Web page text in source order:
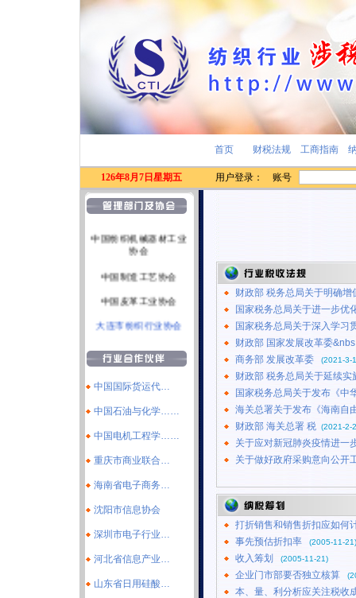
首页 财税法规 工商指南
126年8月7日星期五 用户登录： 账号
中国纺织工业协会
协会
中国国际货运代…
中国石油与化学……
中国电机工程学……
重庆市商业联合…
海南省电子商务…
沈阳市信息协会
深圳市电子行业…
河北省信息产业…
山东省日用硅酸…
财政部 税务总局关于明确增
国家税务总局关于进一步优
国家税务总局关于深入学习
财政部 国家发展改革委&nbs
商务部 发展改革委
(2021-3-
财政部 税务总局关于延续实
国家税务总局关于发布《中
海关总署关于发布《海南自
财政部 海关总署 税 (2021-2-
关于应对新冠肺炎疫情进一
关于做好政府采购意向公开
打折销售和销售折扣应如何
事先预估折扣率
(2005-11-21)
收入筹划 (2005-11-21)
企业门市部要否独立核算
本、量、利分析应关注税收